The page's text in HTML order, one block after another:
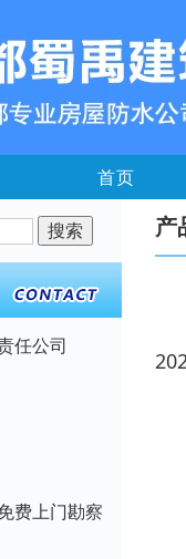
首页
任公司
费上门勘察
产